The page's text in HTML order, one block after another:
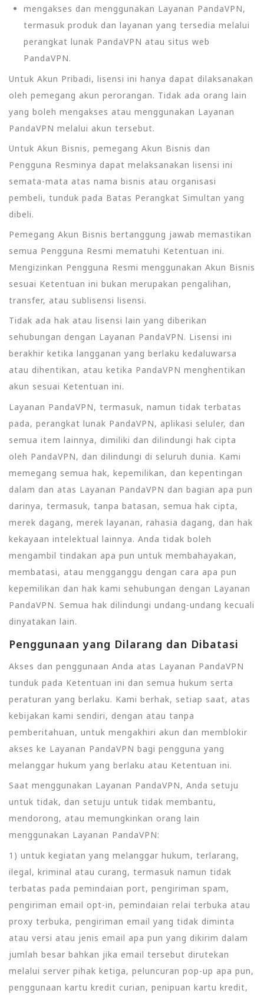
mengakses dan menggunakan Layanan PandaVPN,
termasuk produk dan layanan yang tersedia melalui
perangkat lunak PandaVPN atau situs web
PandaVPN.
Untuk Akun Pribadi, lisensi ini hanya dapat dilaksanakan
oleh pemegang akun perorangan. Tidak ada orang lain
yang boleh mengakses atau menggunakan Layanan
PandaVPN melalui akun tersebut.
Untuk Akun Bisnis, pemegang Akun Bisnis dan
Pengguna Resminya dapat melaksanakan lisensi ini
semata-mata atas nama bisnis atau organisasi
pembeli, tunduk pada Batas Perangkat Simultan yang
dibeli.
Pemegang Akun Bisnis bertanggung jawab memastikan
semua Pengguna Resmi mematuhi Ketentuan ini.
Mengizinkan Pengguna Resmi menggunakan Akun Bisnis
sesuai Ketentuan ini bukan merupakan pengalihan,
transfer, atau sublisensi lisensi.
Tidak ada hak atau lisensi lain yang diberikan
sehubungan dengan Layanan PandaVPN. Lisensi ini
berakhir ketika langganan yang berlaku kedaluwarsa
atau dihentikan, atau ketika PandaVPN menghentikan
akun sesuai Ketentuan ini.
Layanan PandaVPN, termasuk, namun tidak terbatas
pada, perangkat lunak PandaVPN, aplikasi seluler, dan
semua item lainnya, dimiliki dan dilindungi hak cipta
oleh PandaVPN, dan dilindungi di seluruh dunia. Kami
memegang semua hak, kepemilikan, dan kepentingan
dalam dan atas Layanan PandaVPN dan bagian apa pun
darinya, termasuk, tanpa batasan, semua hak cipta,
merek dagang, merek layanan, rahasia dagang, dan hak
kekayaan intelektual lainnya. Anda tidak boleh
mengambil tindakan apa pun untuk membahayakan,
membatasi, atau mengganggu dengan cara apa pun
kepemilikan dan hak kami sehubungan dengan Layanan
PandaVPN. Semua hak dilindungi undang-undang kecuali
dinyatakan lain.
Penggunaan yang Dilarang dan Dibatasi
Akses dan penggunaan Anda atas Layanan PandaVPN
tunduk pada Ketentuan ini dan semua hukum serta
peraturan yang berlaku. Kami berhak, setiap saat, atas
kebijakan kami sendiri, dengan atau tanpa
pemberitahuan, untuk mengakhiri akun dan memblokir
akses ke Layanan PandaVPN bagi pengguna yang
melanggar hukum yang berlaku atau Ketentuan ini.
Saat menggunakan Layanan PandaVPN, Anda setuju
untuk tidak, dan setuju untuk tidak membantu,
mendorong, atau memungkinkan orang lain
menggunakan Layanan PandaVPN:
1) untuk kegiatan yang melanggar hukum, terlarang,
ilegal, kriminal atau curang, termasuk namun tidak
terbatas pada pemindaian port, pengiriman spam,
pengiriman email opt-in, pemindaian relai terbuka atau
proxy terbuka, pengiriman email yang tidak diminta
atau versi atau jenis email apa pun yang dikirim dalam
jumlah besar bahkan jika email tersebut dirutekan
melalui server pihak ketiga, peluncuran pop-up apa pun,
penggunaan kartu kredit curian, penipuan kartu kredit,